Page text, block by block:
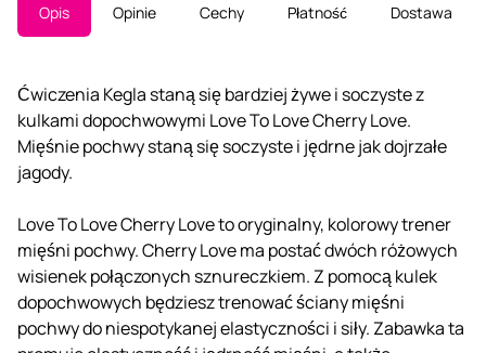
Opis Opinie Cechy Płatność Dostawa
Ćwiczenia Kegla staną się bardziej żywe i soczyste z
kulkami dopochwowymi Love To Love Cherry Love.
Mięśnie pochwy staną się soczyste i jędrne jak dojrzałe
jagody.
Love To Love Cherry Love to oryginalny, kolorowy trener
mięśni pochwy. Cherry Love ma postać dwóch różowych
wisienek połączonych sznureczkiem. Z pomocą kulek
dopochwowych będziesz trenować ściany mięśni
pochwy do niespotykanej elastyczności i siły. Zabawka ta